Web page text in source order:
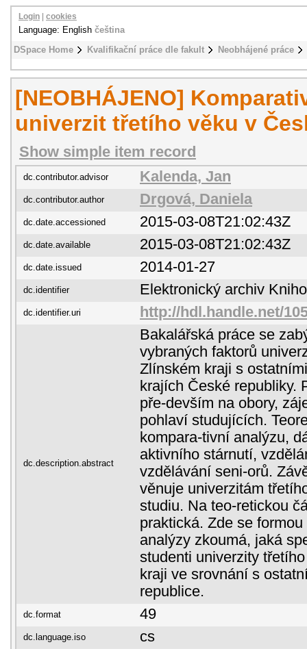
DSpace Home Kvalifikační práce dle fakult Neobhájené práce
Login cookies
Language: English čeština
[NEOBHÁJENO]
univerzit třetího věku v
Show simple item record
dc.contributor.advisor Kalenda, Jan
dc.contributor.author Drgová, Daniela
dc.date.accessioned 2015-03-08T21:02:43Z
dc.date.available 2015-03-08T21:02:43Z
dc.date.issued 2014-01-27
dc.identifier Elektronický archiv
dc.identifier.uri http://hdl.handle.net/
dc.description.abstract
Bakalářská práce se
vybraných faktorů
Zlínském kraji s
krajích České republiky.
pře-devším na obory,
pohlaví studujících.
kompara-tivní analýzu,
aktivního stárnutí,
vzdělávání seni-orů.
věnuje univerzitám
studiu. Na teo-retickou
praktická. Zde se
analýzy zkoumá, jaká
studenti univerzity
kraji ve srovnání s
republice.
dc.format 49
dc.language.iso cs